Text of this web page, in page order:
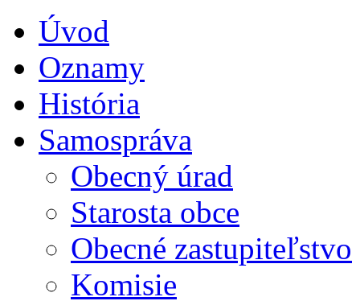
Úvod
Oznamy
História
Samospráva
Obecný úrad
Starosta obce
Obecné zastupiteľstvo
Komisie